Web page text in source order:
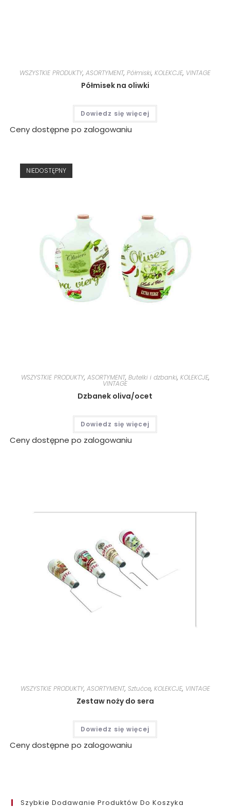
WSZYSTKIE PRODUKTY, ASORTYMENT, Półmiski, KOLEKCJE, VINTAGE
Półmisek na oliwki
Dowiedz się więcej
Ceny dostępne po zalogowaniu
NIEDOSTĘPNY
WSZYSTKIE PRODUKTY, ASORTYMENT, Butelki i dzbanki, KOLEKCJE,
VINTAGE
Dzbanek oliva/ocet
Dowiedz się więcej
Ceny dostępne po zalogowaniu
WSZYSTKIE PRODUKTY, ASORTYMENT, Sztućce, KOLEKCJE, VINTAGE
Zestaw noży do sera
Dowiedz się więcej
Ceny dostępne po zalogowaniu
Szybkie Dodawanie Produktów Do Koszyka